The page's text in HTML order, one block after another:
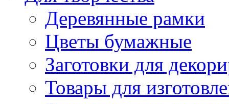
Деревянные рамки
Цветы бумажные
Заготовки для
Товары для